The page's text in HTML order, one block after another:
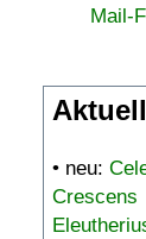
Mail-
• neu:
Crescens